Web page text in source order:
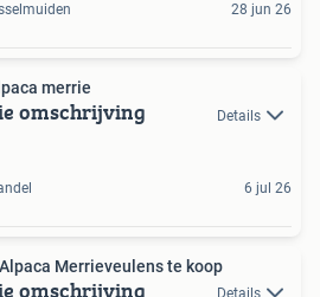
28 jun 26
merrie
omschrijving Details
6 jul 26
Merrieveulens te koop
omschrijving Details